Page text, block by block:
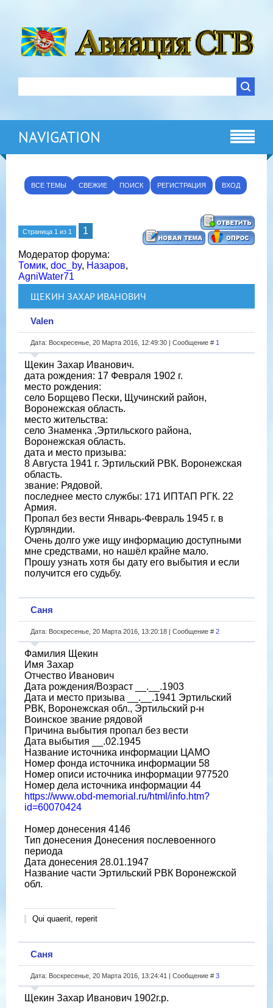
NAVIGATION
ВСЕ ТЕМЫ СВЕЖИЕ ПОИСК РЕГИСТРАЦИЯ ВХОД
Страница 1 из 1 1
Модератор форума:
Томик, doc_by, Назаров,
AgniWater71
ЩЕКИН ЗАХАР ИВАНОВИЧ
Valen
Дата: Воскресенье, 20 Марта 2016, 12:49:30 | Сообщение # 1
Щекин Захар Иванович.
дата рождения: 17 Февраля 1902 г.
место рождения:
село Борщево Пески, Щучинский район,
Воронежская область.
место жительства:
село Знаменка ,Эртильского района,
Воронежская область.
дата и место призыва:
8 Августа 1941 г. Эртильский РВК. Воронежская
область.
звание: Рядовой.
последнее место службы: 171 ИПТАП РГК. 22
Армия.
Пропал без вести Январь-Февраль 1945 г. в
Курляндии.
Очень долго уже ищу информацию доступными
мне средствами, но нашёл крайне мало.
Прошу узнать хотя бы дату его выбытия и если
получится его судьбу.
Саня
Дата: Воскресенье, 20 Марта 2016, 13:20:18 | Сообщение # 2
Фамилия Щекин
Имя Захар
Отчество Иванович
Дата рождения/Возраст __.__.1903
Дата и место призыва __.__.1941 Эртильский
РВК, Воронежская обл., Эртильский р-н
Воинское звание рядовой
Причина выбытия пропал без вести
Дата выбытия __.02.1945
Название источника информации ЦАМО
Номер фонда источника информации 58
Номер описи источника информации 977520
Номер дела источника информации 44
https://www.obd-memorial.ru/html/info.htm?
id=60070424
Номер донесения 4146
Тип донесения Донесения послевоенного
периода
Дата донесения 28.01.1947
Название части Эртильский РВК Воронежской
обл.
Qui quaerit, reperit
Саня
Дата: Воскресенье, 20 Марта 2016, 13:24:41 | Сообщение # 3
Щекин Захар Иванович 1902г.р.